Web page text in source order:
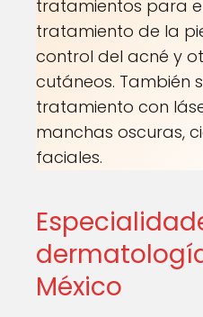
tratamientos para
tratamiento de la
control del acné y
cutáneos. También
tratamiento con
manchas oscuras,
faciales.
México